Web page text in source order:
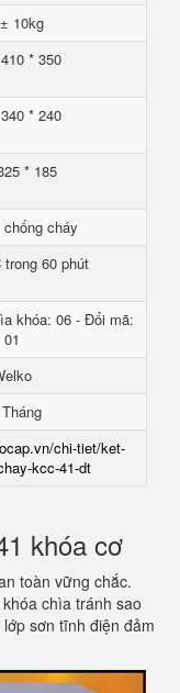
10kg
* 350
* 240
* 185
chống cháy
trong 60 phút
khóa: 06 - Đổi mã:
01
chi-tiet/ket-
kcc-41-dt
khóa cơ
toàn vững chắc.
chìa tránh sao
sơn tĩnh điện đảm